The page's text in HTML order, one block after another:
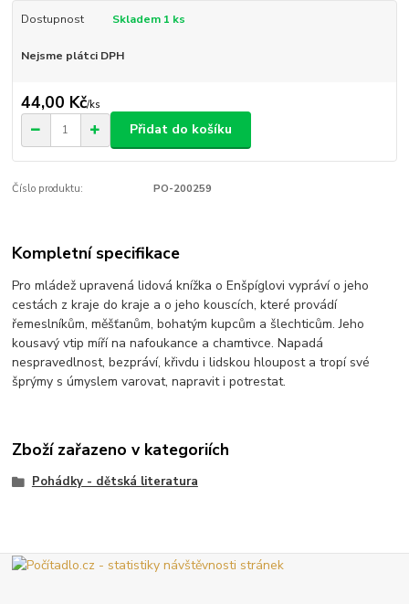
Dostupnost Skladem 1 ks
Nejsme plátci DPH
44,00 Kč/ks
Přidat do košíku
Číslo produktu: PO-200259
Kompletní specifikace
Pro mládež upravená lidová knížka o Enšpíglovi vypráví o jeho
cestách z kraje do kraje a o jeho kouscích, které provádí
řemeslníkům, měšťanům, bohatým kupcům a šlechticům. Jeho
kousavý vtip míří na nafoukance a chamtivce. Napadá
nespravedlnost, bezpráví, křivdu i lidskou hloupost a tropí své
šprýmy s úmyslem varovat, napravit i potrestat.
Zboží zařazeno v kategoriích
Pohádky - dětská literatura